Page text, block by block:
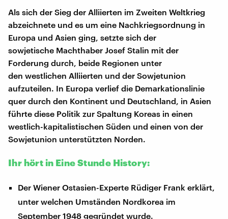
Als sich der Sieg der Alliierten im Zweiten Weltkrieg
abzeichnete und es um eine Nachkriegsordnung in
Europa und Asien ging, setzte sich der
sowjetische Machthaber Josef Stalin mit der
Forderung durch, beide Regionen unter
den westlichen Alliierten und der Sowjetunion
aufzuteilen. In Europa verlief die Demarkationslinie
quer durch den Kontinent und Deutschland, in Asien
führte diese Politik zur Spaltung Koreas in einen
westlich-kapitalistischen Süden und einen von der
Sowjetunion unterstützten Norden.
Ihr hört in Eine Stunde History:
Der Wiener Ostasien-Experte Rüdiger Frank erklärt,
unter welchen Umständen Nordkorea im
September 1948 gegründet wurde.